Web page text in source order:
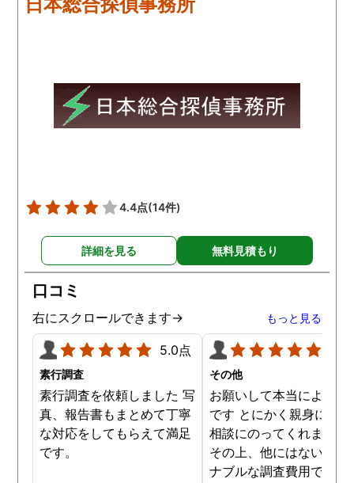
の把握をしていましたが、
ズでした。 とくに、急なお
願いの時に人員を手配して
頂き、ホテルからの証拠を
後の事についてアドバイス
る探偵事務所さんだと、あ
らためて思いました。 事務
所の皆様にお世話になった
ので、クチコミの方書かせ
ていただきます。ありがと
うございました。
4.4点(14件)
詳細を見る 無料見積もり
口コミ
右にスクロールできます→ もっと見る
5.0点
素行調査
素行調査を依頼しました 写
真、報告書もまとめて丁寧
な対応をしてもらえて満足
です。
その他
お願いして本当によかっ
です とにかく親身にな
相談にのってくれました
その上、他にはないリー
ナブルな調査費用で済み